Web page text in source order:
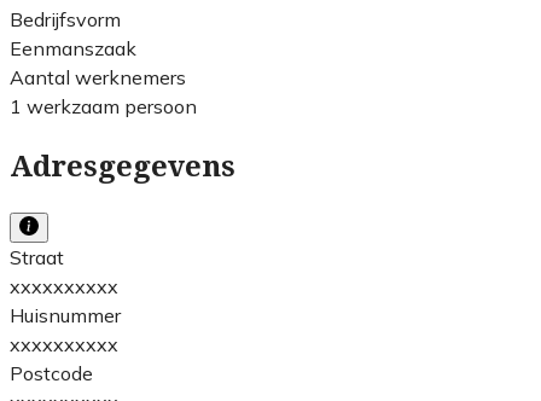
Bedrijfsvorm
Eenmanszaak
Aantal werknemers
1 werkzaam persoon
Adresgegevens
Straat
xxxxxxxxxx
Huisnummer
xxxxxxxxxx
Postcode